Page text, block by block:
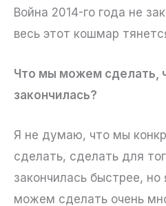
Война 2014-го года не
весь этот кошмар
Что мы можем сделать,
закончилась?
Я не думаю, что мы
сделать, сделать для
закончилась быстрее,
можем сделать очень